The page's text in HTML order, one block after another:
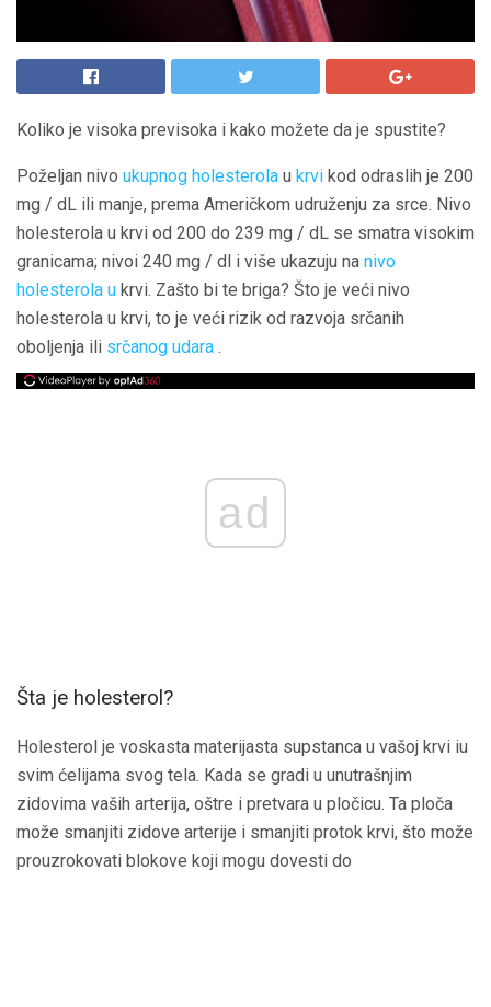
Koliko je visoka previsoka i kako možete da je spustite?
Poželjan nivo ukupnog holesterola u krvi kod odraslih je 200
mg / dL ili manje, prema Američkom udruženju za srce. Nivo
holesterola u krvi od 200 do 239 mg / dL se smatra visokim
granicama; nivoi 240 mg / dl i više ukazuju na nivo
holesterola u krvi. Zašto bi te briga? Što je veći nivo
holesterola u krvi, to je veći rizik od razvoja srčanih
oboljenja ili srčanog udara .
ad
Šta je holesterol?
Holesterol je voskasta materijasta supstanca u vašoj krvi iu
svim ćelijama svog tela. Kada se gradi u unutrašnjim
zidovima vaših arterija, oštre i pretvara u pločicu. Ta ploča
može smanjiti zidove arterije i smanjiti protok krvi, što može
prouzrokovati blokove koji mogu dovesti do